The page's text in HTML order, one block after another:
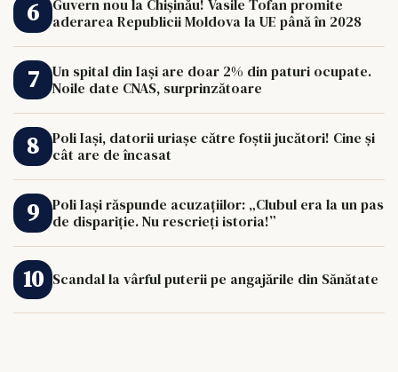
Guvern nou la Chișinău! Vasile Tofan promite
aderarea Republicii Moldova la UE până în 2028
Un spital din Iași are doar 2% din paturi ocupate.
Noile date CNAS, surprinzătoare
Poli Iași, datorii uriașe către foștii jucători! Cine și
cât are de încasat
Poli Iași răspunde acuzațiilor: „Clubul era la un pas
de dispariție. Nu rescrieți istoria!”
Scandal la vârful puterii pe angajările din Sănătate